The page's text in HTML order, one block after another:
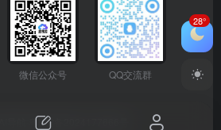
微信公众号 QQ交流群
粤ICP备2024177666号
28°